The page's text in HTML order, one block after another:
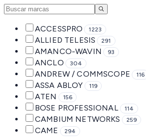
ACCESSPRO 1223
ALLIED TELESIS 291
AMANCO-WAVIN 93
ANCLO 304
ANDREW / COMMSCOPE 116
ASSA ABLOY 119
ATEN 156
BOSE PROFESSIONAL 114
CAMBIUM NETWORKS 259
CAME 294